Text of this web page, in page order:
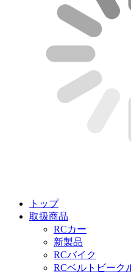
トップ
取扱商品
RCカー
新製品
RCバイク
RCベルトビーク